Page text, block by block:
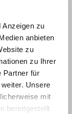
Anzeigen zu
anbieten
zu
zu Ihrer
Partner für
Unsere
mit
bereitgestellt
Titel: Initiative Frieden und Menschenrechte (2)